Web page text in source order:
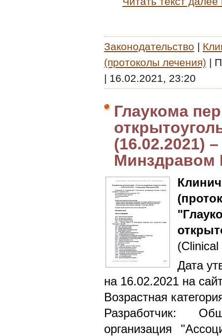
Законодательство |
(протоколы лечения) |
| 16.02.2021, 23:20
Глаукома
(16.02.2021)
Минздравом
Дата
на 16.02.2021 на
Возрастная
Разработчик:
организация